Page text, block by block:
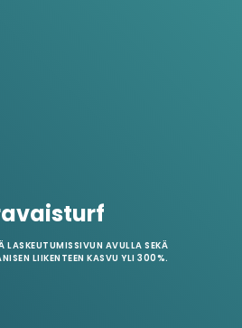
AVULLA SEKÄ
LIIKENTEEN KASVU YLI 300%.